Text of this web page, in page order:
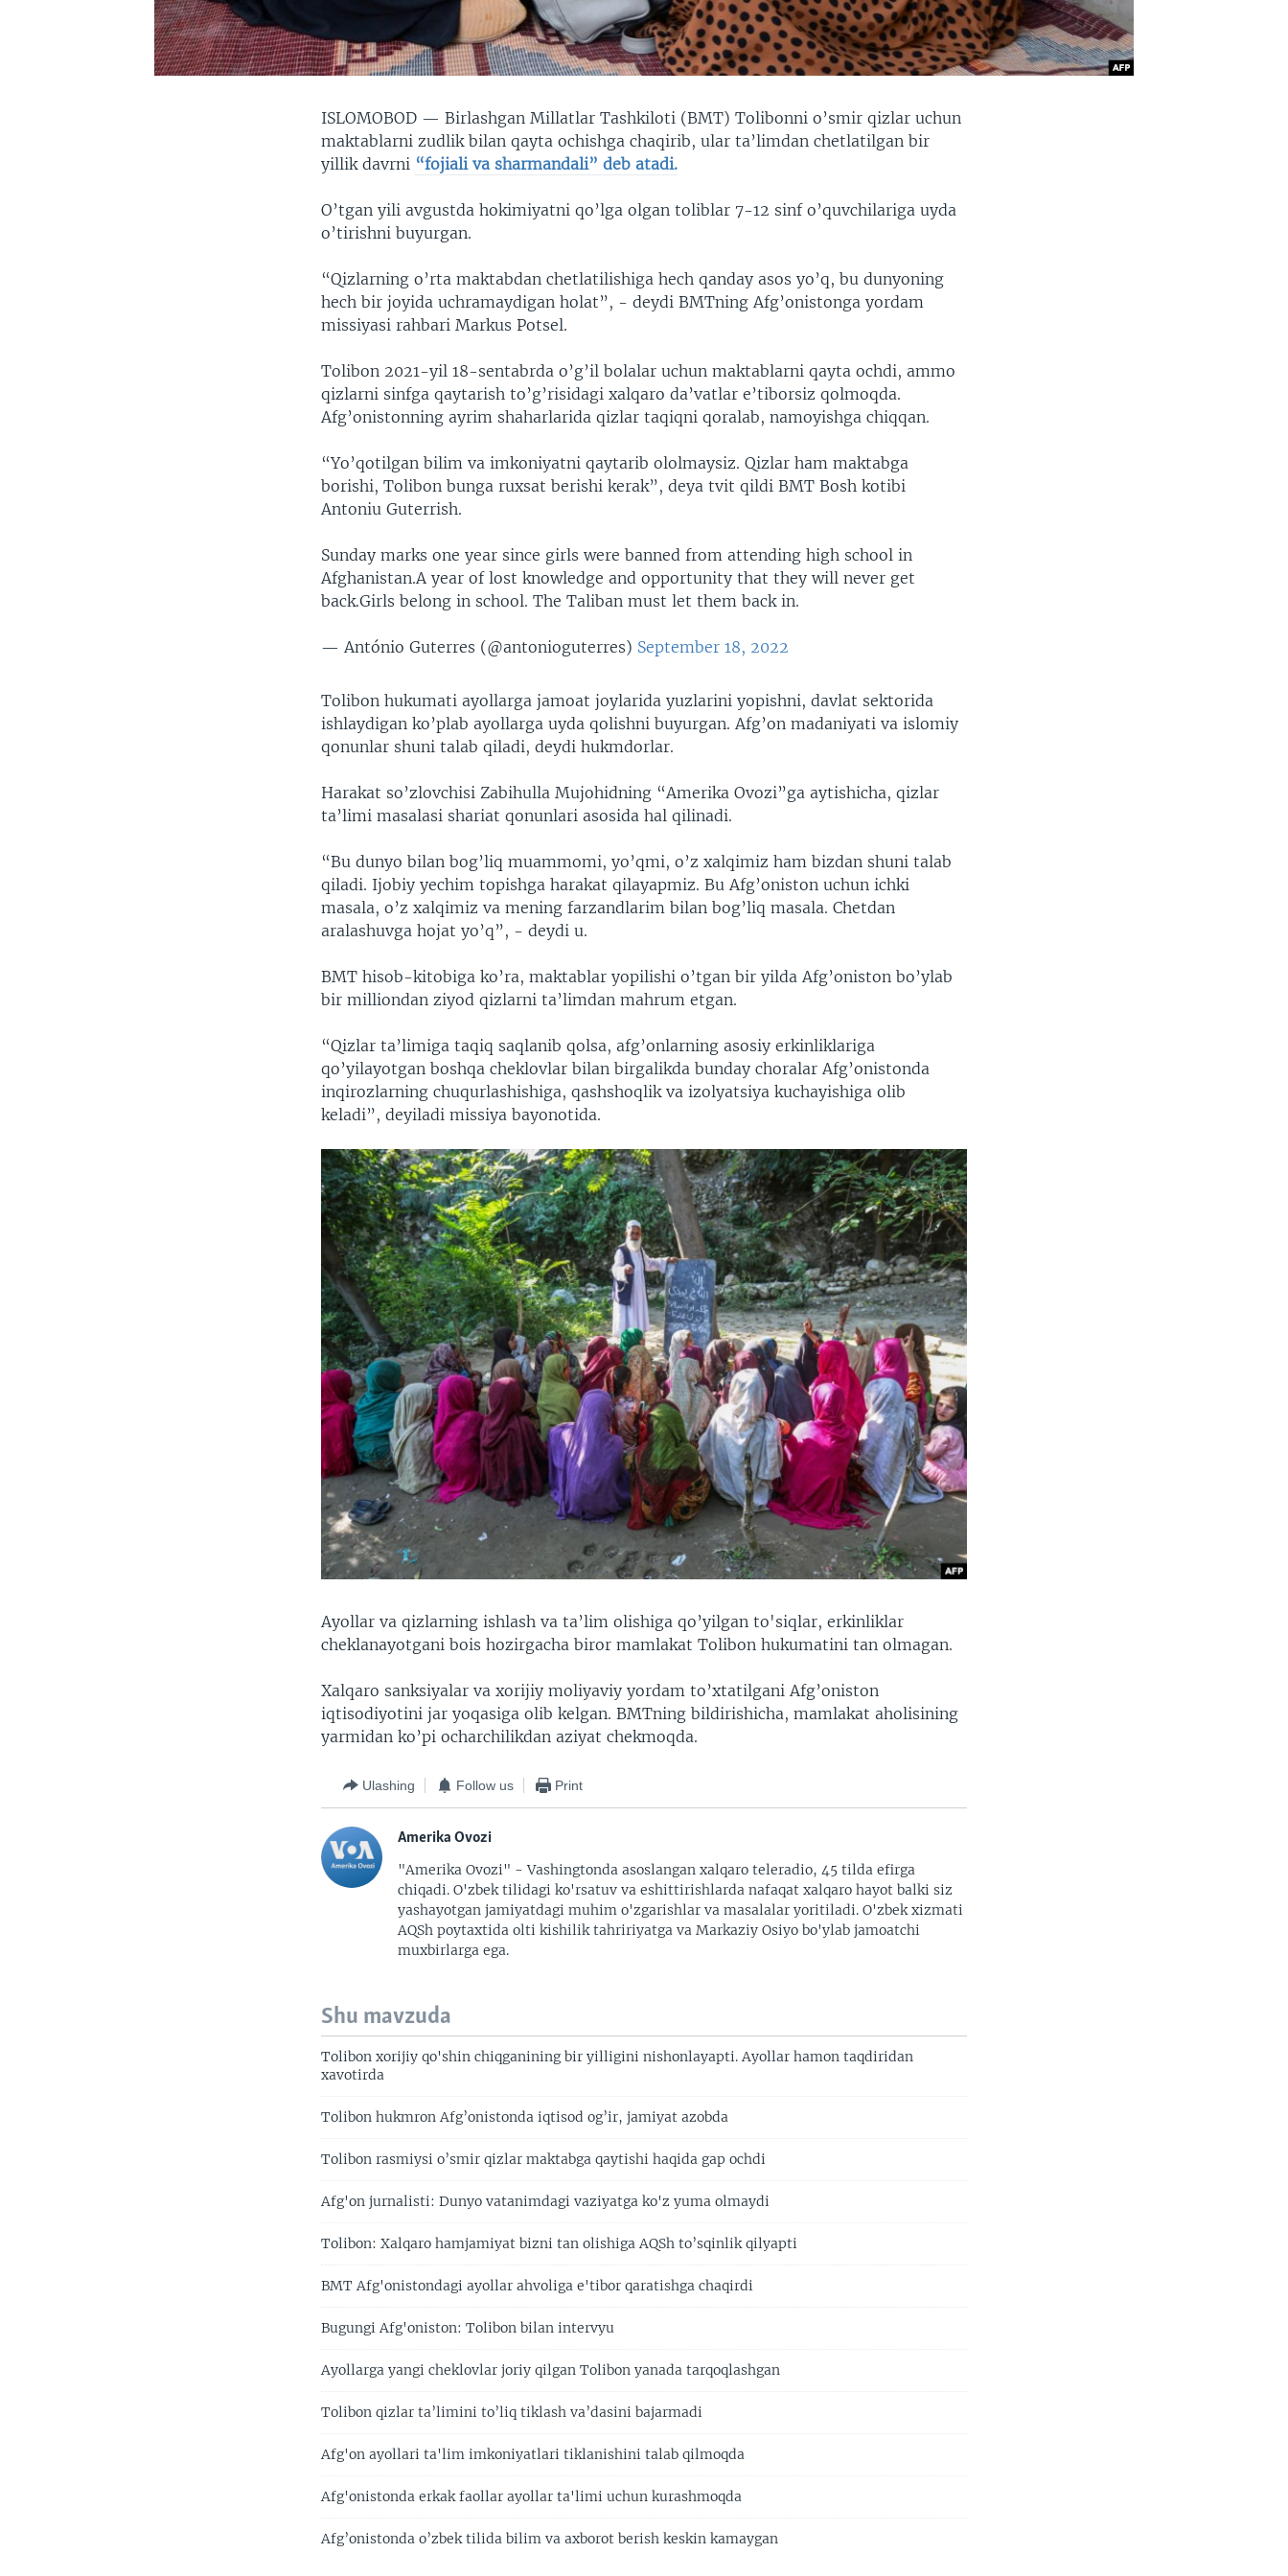
ISLOMOBOD —Birlashgan Millatlar Tashkiloti (BMT) Tolibonni o’smir qizlar uchun
maktablarni zudlik bilan qayta ochishga chaqirib, ular ta’limdan chetlatilgan bir
yillik davrni “fojiali va sharmandali” deb atadi.
O’tgan yili avgustda hokimiyatni qo’lga olgan toliblar 7-12 sinf o’quvchilariga uyda
o’tirishni buyurgan.
“Qizlarning o’rta maktabdan chetlatilishiga hech qanday asos yo’q, bu dunyoning
hech bir joyida uchramaydigan holat”, - deydi BMTning Afg’onistonga yordam
missiyasi rahbari Markus Potsel.
Tolibon 2021-yil 18-sentabrda o’g’il bolalar uchun maktablarni qayta ochdi, ammo
qizlarni sinfga qaytarish to’g’risidagi xalqaro da’vatlar e’tiborsiz qolmoqda.
Afg’onistonning ayrim shaharlarida qizlar taqiqni qoralab, namoyishga chiqqan.
“Yo’qotilgan bilim va imkoniyatni qaytarib ololmaysiz. Qizlar ham maktabga
borishi, Tolibon bunga ruxsat berishi kerak”, deya tvit qildi BMT Bosh kotibi
Antoniu Guterrish.
Sunday marks one year since girls were banned from attending high school in
Afghanistan.A year of lost knowledge and opportunity that they will never get
back.Girls belong in school. The Taliban must let them back in.
— António Guterres (@antonioguterres) September 18, 2022
Tolibon hukumati ayollarga jamoat joylarida yuzlarini yopishni, davlat sektorida
ishlaydigan ko’plab ayollarga uyda qolishni buyurgan. Afg’on madaniyati va islomiy
qonunlar shuni talab qiladi, deydi hukmdorlar.
Harakat so’zlovchisi Zabihulla Mujohidning “Amerika Ovozi”ga aytishicha, qizlar
ta’limi masalasi shariat qonunlari asosida hal qilinadi.
“Bu dunyo bilan bog’liq muammomi, yo’qmi, o’z xalqimiz ham bizdan shuni talab
qiladi. Ijobiy yechim topishga harakat qilayapmiz. Bu Afg’oniston uchun ichki
masala, o’z xalqimiz va mening farzandlarim bilan bog’liq masala. Chetdan
aralashuvga hojat yo’q”, - deydi u.
BMT hisob-kitobiga ko’ra, maktablar yopilishi o’tgan bir yilda Afg’oniston bo’ylab
bir milliondan ziyod qizlarni ta’limdan mahrum etgan.
“Qizlar ta’limiga taqiq saqlanib qolsa, afg’onlarning asosiy erkinliklariga
qo’yilayotgan boshqa cheklovlar bilan birgalikda bunday choralar Afg’onistonda
inqirozlarning chuqurlashishiga, qashshoqlik va izolyatsiya kuchayishiga olib
keladi”, deyiladi missiya bayonotida.
Ayollar va qizlarning ishlash va ta’lim olishiga qo’yilgan to'siqlar, erkinliklar
cheklanayotgani bois hozirgacha biror mamlakat Tolibon hukumatini tan olmagan.
Xalqaro sanksiyalar va xorijiy moliyaviy yordam to’xtatilgani Afg’oniston
iqtisodiyotini jar yoqasiga olib kelgan. BMTning bildirishicha, mamlakat aholisining
yarmidan ko’pi ocharchilikdan aziyat chekmoqda.
Ulashing Follow us Print
Amerika Ovozi
"Amerika Ovozi" - Vashingtonda asoslangan xalqaro teleradio, 45 tilda efirga
chiqadi. O'zbek tilidagi ko'rsatuv va eshittirishlarda nafaqat xalqaro hayot balki siz
yashayotgan jamiyatdagi muhim o'zgarishlar va masalalar yoritiladi. O'zbek xizmati
AQSh poytaxtida olti kishilik tahririyatga va Markaziy Osiyo bo'ylab jamoatchi
muxbirlarga ega.
Shu mavzuda
Tolibon xorijiy qo'shin chiqganining bir yilligini nishonlayapti. Ayollar hamon taqdiridan
xavotirda
Tolibon hukmron Afg’onistonda iqtisod og’ir, jamiyat azobda
Tolibon rasmiysi o’smir qizlar maktabga qaytishi haqida gap ochdi
Afg'on jurnalisti: Dunyo vatanimdagi vaziyatga ko'z yuma olmaydi
Tolibon: Xalqaro hamjamiyat bizni tan olishiga AQSh to’sqinlik qilyapti
BMT Afg'onistondagi ayollar ahvoliga e'tibor qaratishga chaqirdi
Bugungi Afg'oniston: Tolibon bilan intervyu
Ayollarga yangi cheklovlar joriy qilgan Tolibon yanada tarqoqlashgan
Tolibon qizlar ta’limini to’liq tiklash va’dasini bajarmadi
Afg'on ayollari ta'lim imkoniyatlari tiklanishini talab qilmoqda
Afg'onistonda erkak faollar ayollar ta'limi uchun kurashmoqda
Afg’onistonda o’zbek tilida bilim va axborot berish keskin kamaygan